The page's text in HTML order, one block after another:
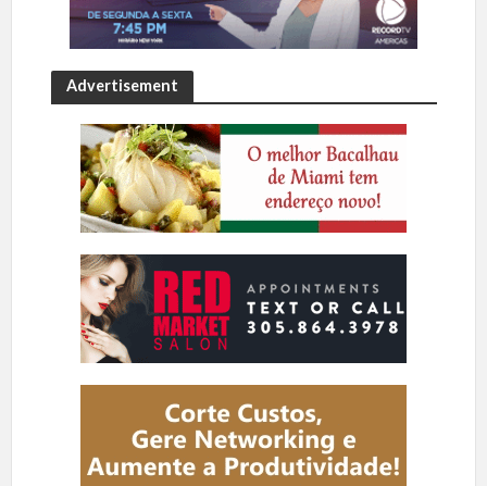
Advertisement